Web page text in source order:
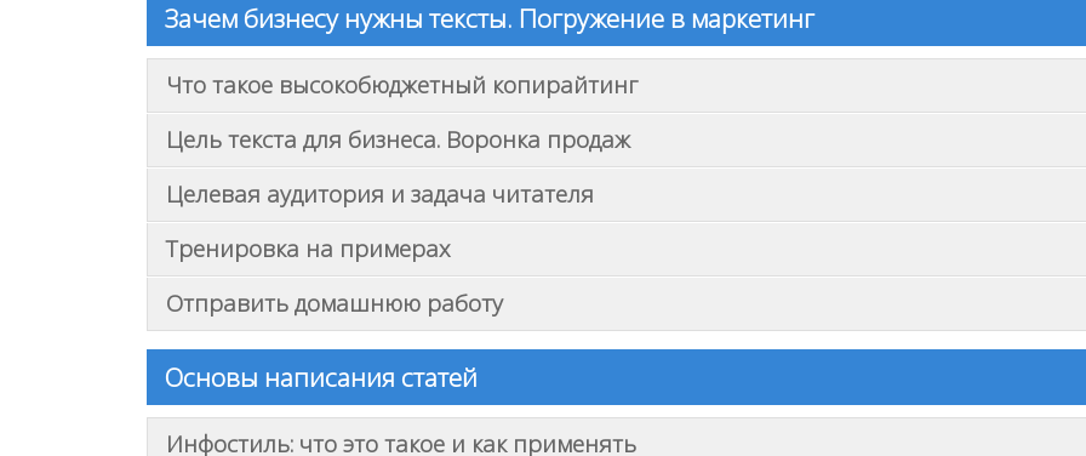
Зачем бизнесу нужны тексты. Погружение в маркетинг
Что такое высокобюджетный копирайтинг
Цель текста для бизнеса. Воронка продаж
Целевая аудитория и задача читателя
Тренировка на примерах
Отправить домашнюю работу
Основы написания статей
Инфостиль: что это такое и как применять